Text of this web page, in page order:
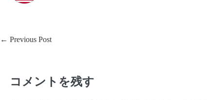
Post
← Previous Post
コメントを残す